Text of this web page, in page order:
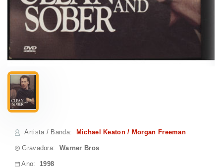
Artista / Banda: Michael Keaton / Morgan Freeman
Gravadora: Warner Bros
Ano: 1998